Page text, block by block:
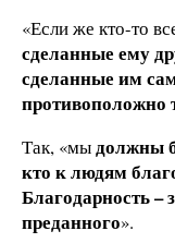
«Если же кто-то
сделанные ему
сделанные им
противоположно
Так, «мыдолжны
кто к людям
Благодарность –
преданного».